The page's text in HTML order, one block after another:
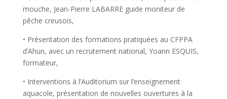
mouche, Jean-Pierre LABARRE guide moniteur de
pêche creusois,
• Présentation des formations pratiquées au CFPPA
d’Ahun, avec un recrutement national, Yoann ESQUIS,
formateur,
• Interventions à l’Auditorium sur l’enseignement
aquacole, présentation de nouvelles ouvertures à la